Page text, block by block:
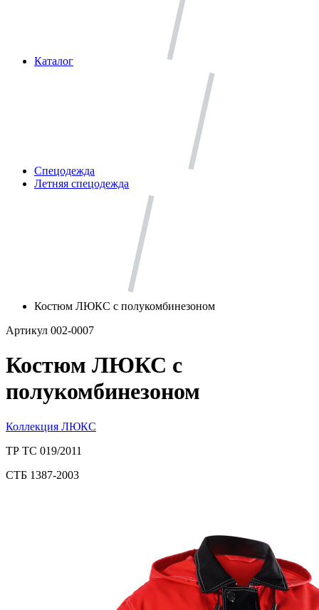
Каталог
Спецодежда
Летняя спецодежда
Костюм ЛЮКС с полукомбинезоном
Артикул 002-0007
Костюм ЛЮКС с
полукомбинезоном
Коллекция ЛЮКС
ТР ТС 019/2011
СТБ 1387-2003